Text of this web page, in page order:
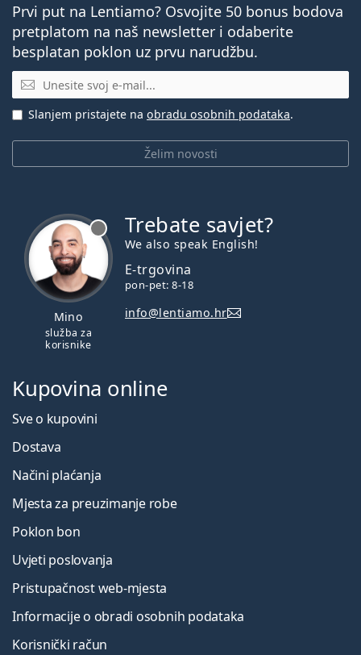
Prvi put na Lentiamo? Osvojite 50 bonus bodova
pretplatom na naš newsletter i odaberite
besplatan poklon uz prvu narudžbu.
E-mail
Želim novosti
Slanjem pristajete na obradu osobnih podataka.
Mino
služba za
korisnike
Trebate savjet?
We also speak English!
E-trgovina
pon-pet: 8-18
info@lentiamo.hr
Kupovina online
Sve o kupovini
Dostava
Načini plaćanja
Mjesta za preuzimanje robe
Poklon bon
Uvjeti poslovanja
Pristupačnost web-mjesta
Informacije o obradi osobnih podataka
Korisnički račun